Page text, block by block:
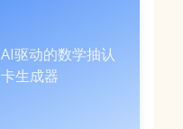
AI驱动的数学抽认
卡生成器